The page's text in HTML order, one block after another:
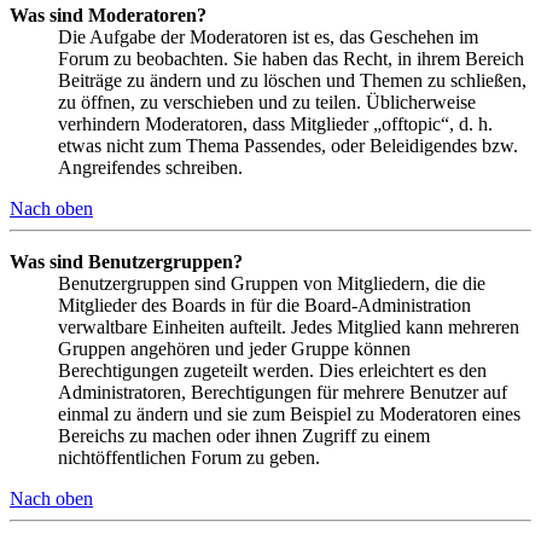
Was sind Moderatoren?
Die Aufgabe der Moderatoren ist es, das Geschehen im
Forum zu beobachten. Sie haben das Recht, in ihrem Bereich
Beiträge zu ändern und zu löschen und Themen zu schließen,
zu öffnen, zu verschieben und zu teilen. Üblicherweise
verhindern Moderatoren, dass Mitglieder „offtopic“, d. h.
etwas nicht zum Thema Passendes, oder Beleidigendes bzw.
Angreifendes schreiben.
Nach oben
Was sind Benutzergruppen?
Benutzergruppen sind Gruppen von Mitgliedern, die die
Mitglieder des Boards in für die Board-Administration
verwaltbare Einheiten aufteilt. Jedes Mitglied kann mehreren
Gruppen angehören und jeder Gruppe können
Berechtigungen zugeteilt werden. Dies erleichtert es den
Administratoren, Berechtigungen für mehrere Benutzer auf
einmal zu ändern und sie zum Beispiel zu Moderatoren eines
Bereichs zu machen oder ihnen Zugriff zu einem
nichtöffentlichen Forum zu geben.
Nach oben